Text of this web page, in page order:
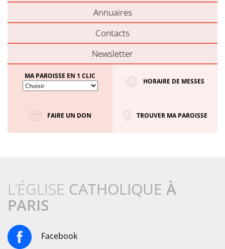
Annuaires
Contacts
Newsletter
MA PAROISSE EN 1 CLIC
HORAIRE DE MESSES
FAIRE UN DON TROUVER MA PAROISSE
L’ÉGLISE CATHOLIQUE À
PARIS
Facebook